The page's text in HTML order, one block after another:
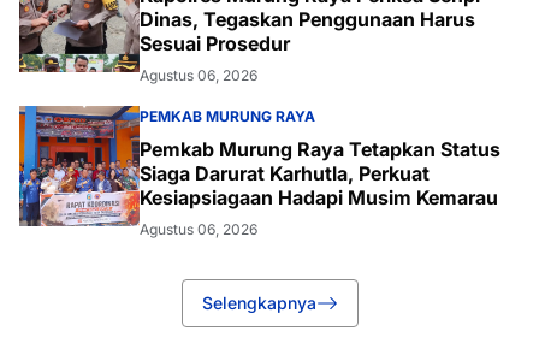
Dinas, Tegaskan Penggunaan Harus
Sesuai Prosedur
Agustus 06, 2026
PEMKAB MURUNG RAYA
Pemkab Murung Raya Tetapkan Status
Siaga Darurat Karhutla, Perkuat
Kesiapsiagaan Hadapi Musim Kemarau
Agustus 06, 2026
Selengkapnya